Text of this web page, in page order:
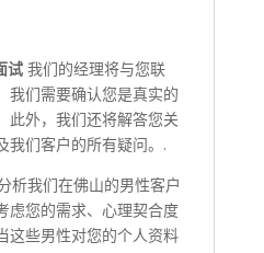
试我们的经理将与您联
我们需要确认您是真实的
此外，我们还将解答您关
我们客户的所有疑问。.
析我们在佛山的男性客户
虑您的需求、心理契合度
这些男性对您的个人资料